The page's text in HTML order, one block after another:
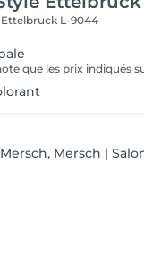
Ettelbruck L-9044